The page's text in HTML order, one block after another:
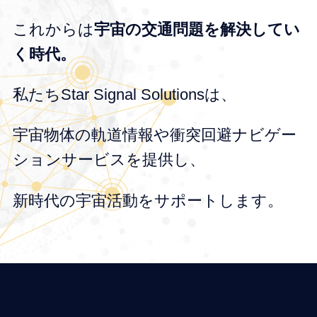
これからは​宇宙の​交通問題を​解決してい
く​時代。​
​私たちStar Signal Solutionsは、​
宇宙物体の​軌道情報や​衝突回避ナビゲー
ションサービスを​提供し、​
新時代の​宇宙活動を​サポートします。